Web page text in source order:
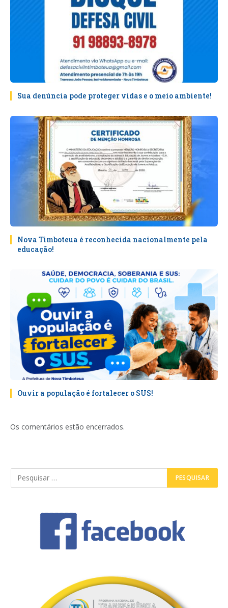
Sua denúncia pode proteger vidas e o meio ambiente!
Nova Timboteua é reconhecida nacionalmente pela
educação!
Ouvir a população é fortalecer o SUS!
Os comentários estão encerrados.